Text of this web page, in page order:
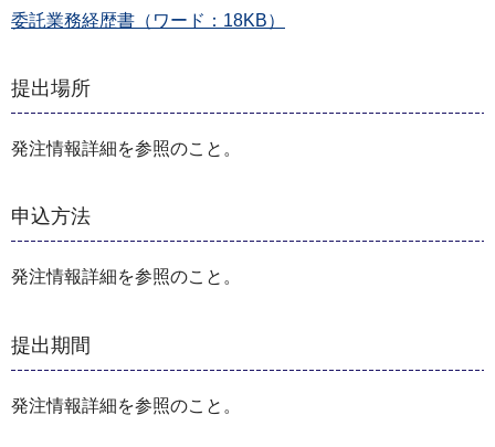
委託業務経歴書（ワード：18KB）
提出場所
発注情報詳細を参照のこと。
申込方法
発注情報詳細を参照のこと。
提出期間
発注情報詳細を参照のこと。